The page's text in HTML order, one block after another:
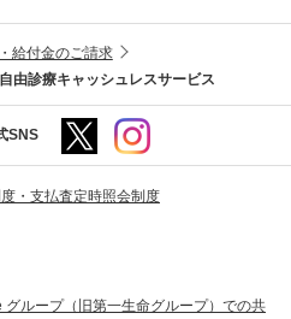
給付金のご請求
由診療キャッシュレスサービス
SNS
・支払査定時照会制度
ループ（旧第一生命グループ）での共